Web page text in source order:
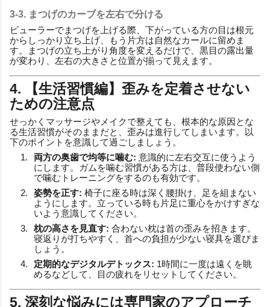
3-3. まつげのカーブを左右で分ける
ビューラーでまつげを上げる際、下がっている方の目は根元
からしっかり立ち上げ、もう片方は自然なカールに留めま
す。まつげの立ち上がり角度を変えるだけで、黒目の露出量
が変わり、左右の大きさと位置が揃って見えます。
4. 【生活習慣編】歪みを定着させない
ための注意点
せっかくマッサージやメイクで整えても、根本的な原因とな
る生活習慣がそのままだと、歪みは進行してしまいます。以
下のポイントを意識して過ごしましょう。
両方の奥歯で均等に噛む: 意識的に左右交互に使うよう
にします。ガムを噛む習慣がある方は、普段使わない側
で噛むトレーニングをするのも有効です。
姿勢を正す: 椅子に座る時は深く腰掛け、足を組まない
ようにします。立っている時も片足に重心をかけすぎな
いよう意識してください。
枕の高さを見直す: 合わない枕は首の歪みを招きます。
寝返りが打ちやすく、首への負担が少ない寝具を選びま
しょう。
定期的なデジタルデトックス: 1時間に一度は遠くを眺
めるなどして、目の疲れをリセットしてください。
5. 深刻な悩みには専門家のアプローチ